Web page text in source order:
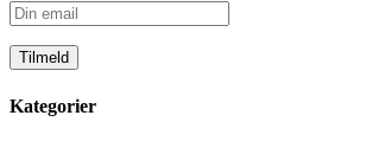
Din
Kategorier